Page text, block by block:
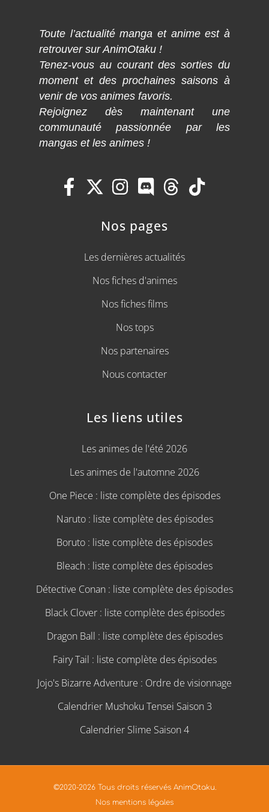
Toute l’actualité manga et anime est à
retrouver sur AnimOtaku !
Tenez-vous au courant des sorties du
moment et des prochaines saisons à
venir de vos animes favoris.
Rejoignez dès maintenant une
communauté passionnée par les
mangas et les animes !
Nos pages
Les dernières actualités
Nos fiches d'animes
Nos fiches films
Nos tops
Nos partenaires
Nous contacter
Les liens utiles
Les animes de l'été 2026
Les animes de l'automne 2026
One Piece : liste complète des épisodes
Naruto : liste complète des épisodes
Boruto : liste complète des épisodes
Bleach : liste complète des épisodes
Détective Conan : liste complète des épisodes
Black Clover : liste complète des épisodes
Dragon Ball : liste complète des épisodes
Fairy Tail : liste complète des épisodes
Jojo's Bizarre Adventure : Ordre de visionnage
Calendrier Mushoku Tensei Saison 3
Calendrier Slime Saison 4
©2020-2026 Tous droits réservés AnimOtaku.
Nos mentions légales